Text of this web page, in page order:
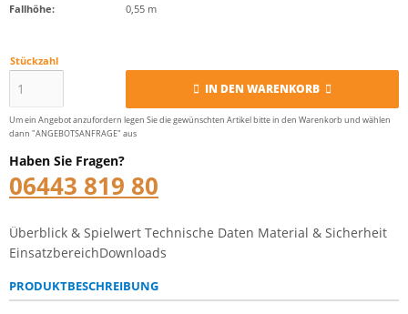
Fallhöhe: 0,55 m
Stückzahl
IN DEN WARENKORB
Um ein Angebot anzufordern legen Sie die gewünschten Artikel bitte in den Warenkorb und wählen
dann "ANGEBOTSANFRAGE" aus
Haben Sie Fragen?
06443 819 80
Überblick & Spielwert Technische Daten Material & Sicherheit
EinsatzbereichDownloads
PRODUKTBESCHREIBUNG